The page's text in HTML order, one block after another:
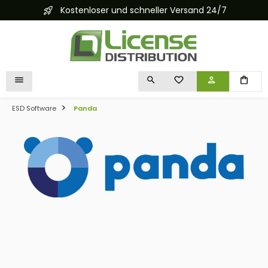
springenKostenloser und schneller Versand 24/7
DU HAST 0 PRODUKTE
ESD Software Panda